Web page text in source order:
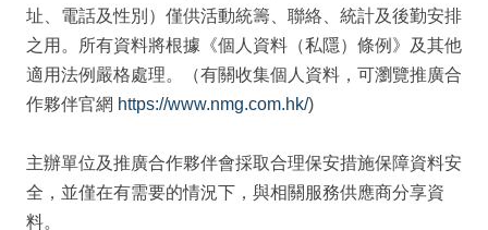
址、電話及性別）僅供活動統籌、聯絡、統計及後勤安排
之用。所有資料將根據《個人資料（私隱）條例》及其他
適用法例嚴格處理。（有關收集個人資料，可瀏覽推廣合
作夥伴官網 https://www.nmg.com.hk/)
主辦單位及推廣合作夥伴會採取合理保安措施保障資料安
全，並僅在有需要的情況下，與相關服務供應商分享資
料。